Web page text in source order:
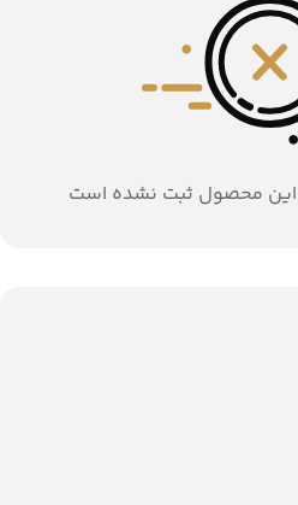
این محصول ثبت نشده است